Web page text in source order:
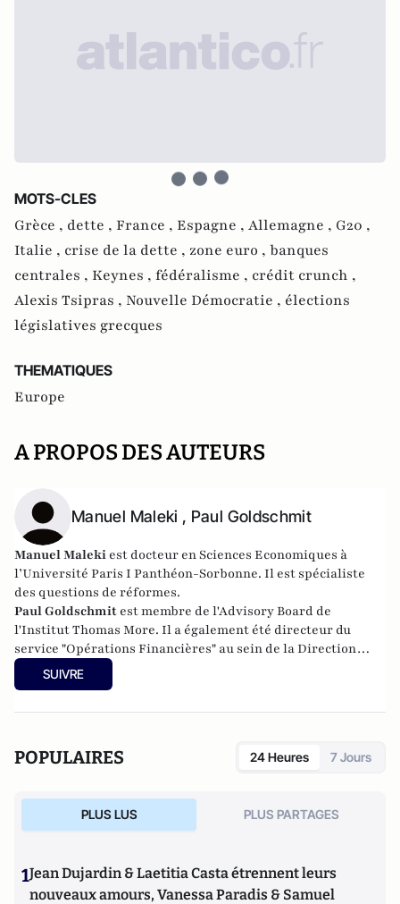
MOTS-CLES
Grèce , dette , France , Espagne , Allemagne , G20 ,
Italie , crise de la dette , zone euro , banques
centrales , Keynes , fédéralisme , crédit crunch ,
Alexis Tsipras , Nouvelle Démocratie , élections
législatives grecques
THEMATIQUES
Europe
A PROPOS DES AUTEURS
Manuel Maleki , Paul Goldschmit
Manuel Maleki est docteur en Sciences Economiques à
l’Université Paris I Panthéon-Sorbonne. Il est spécialiste
des questions de réformes.
Paul Goldschmit estmembre de l'Advisory Board de
l'Institut Thomas More. Il a également été directeur du
service "Opérations Financières" au sein de la Direction
Générale "Affaires Économiques et Financières" de la
Commission Européenne.
SUIVRE
POPULAIRES 24 Heures 7 Jours
PLUS LUS PLUS PARTAGES
1Jean Dujardin & Laetitia Casta étrennent leurs
nouveaux amours, Vanessa Paradis & Samuel